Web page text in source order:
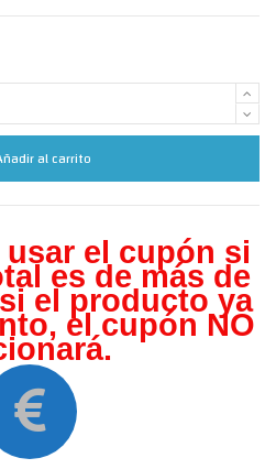
al carrito
el cupón si
es de más de
i el producto ya
el cupón NO